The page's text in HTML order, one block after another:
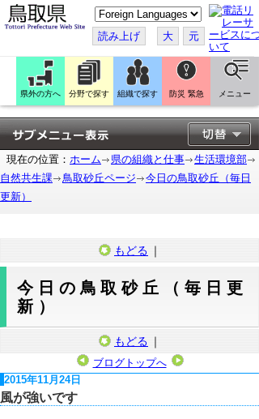
こ
の
ペ
ー
ジ
翻
訳
す
る
読み上げ 大 元
県外の方へ 分野で探す 組織で探す 防災 緊急 メニュー
現在の位置： ホーム 県の組織と仕事
生活環境部
自然共生課
鳥取砂丘ページ
今日の鳥取砂丘（毎日
更新）
もどる ｜
今日の鳥取砂丘（毎日更
新）
もどる ｜
ブログトップへ
2015年11月24日
風が強いです